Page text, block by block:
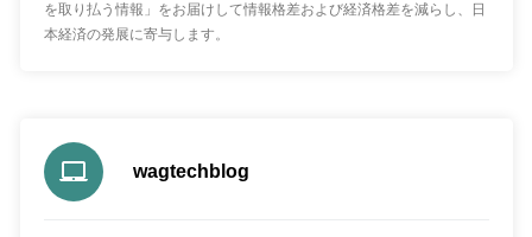
を取り払う情報」をお届けして情報格差および経済格差を減らし、日
本経済の発展に寄与します。
wagtechblog